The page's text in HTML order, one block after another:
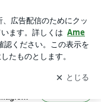
～ 札幌のホメオパス
を受け取りまし
開く